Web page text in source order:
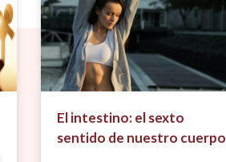
El intestino: el sexto
sentido de nuestro cuerpo